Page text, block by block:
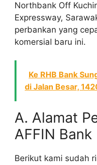
Northbank Off
Expressway,
perbankan yang
komersial baru ini.
Ke RHB Bank
di Jalan Besar,
A. Alamat
AFFIN Bank
Berikut kami sudah